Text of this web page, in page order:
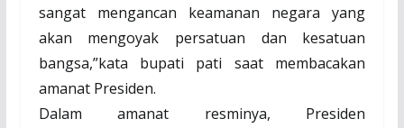
sangat mengancan keamanan negara yang
akan mengoyak persatuan dan kesatuan
bangsa,”kata bupati pati saat membacakan
amanat Presiden.
Dalam amanat resminya, Presiden